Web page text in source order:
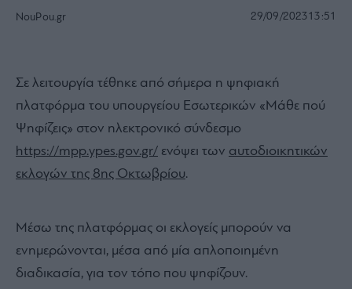
NouPou.gr 29/09/202313:51
Σε λειτουργία τέθηκε από σήμερα η ψηφιακή
πλατφόρμα του υπουργείου Εσωτερικών «Μάθε πού
Ψηφίζεις» στον ηλεκτρονικό σύνδεσμο
https://mpp.ypes.gov.gr/ ενόψει των αυτοδιοικητικών
εκλογών της 8ης Οκτωβρίου.
Μέσω της πλατφόρμας οι εκλογείς μπορούν να
ενημερώνονται, μέσα από μία απλοποιημένη
διαδικασία, για τον τόπο που ψηφίζουν.